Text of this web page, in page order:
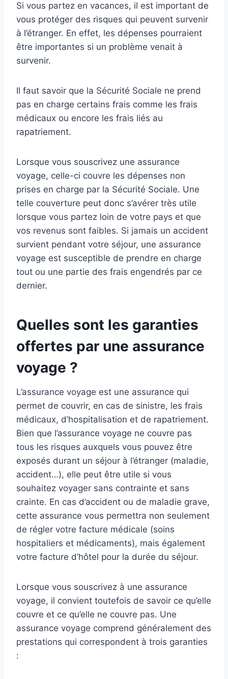
Si vous partez en vacances, il est important de
vous protéger des risques qui peuvent survenir
à l’étranger. En effet, les dépenses pourraient
être importantes si un problème venait à
survenir.
Il faut savoir que la Sécurité Sociale ne prend
pas en charge certains frais comme les frais
médicaux ou encore les frais liés au
rapatriement.
Lorsque vous souscrivez une assurance
voyage, celle-ci couvre les dépenses non
prises en charge par la Sécurité Sociale. Une
telle couverture peut donc s’avérer très utile
lorsque vous partez loin de votre pays et que
vos revenus sont faibles. Si jamais un accident
survient pendant votre séjour, une assurance
voyage est susceptible de prendre en charge
tout ou une partie des frais engendrés par ce
dernier.
Quelles sont les garanties
offertes par une assurance
voyage ?
L’assurance voyage est une assurance qui
permet de couvrir, en cas de sinistre, les frais
médicaux, d’hospitalisation et de rapatriement.
Bien que l’assurance voyage ne couvre pas
tous les risques auxquels vous pouvez être
exposés durant un séjour à l’étranger (maladie,
accident…), elle peut être utile si vous
souhaitez voyager sans contrainte et sans
crainte. En cas d’accident ou de maladie grave,
cette assurance vous permettra non seulement
de régler votre facture médicale (soins
hospitaliers et médicaments), mais également
votre facture d’hôtel pour la durée du séjour.
Lorsque vous souscrivez à une assurance
voyage, il convient toutefois de savoir ce qu’elle
couvre et ce qu’elle ne couvre pas. Une
assurance voyage comprend généralement des
prestations qui correspondent à trois garanties
: